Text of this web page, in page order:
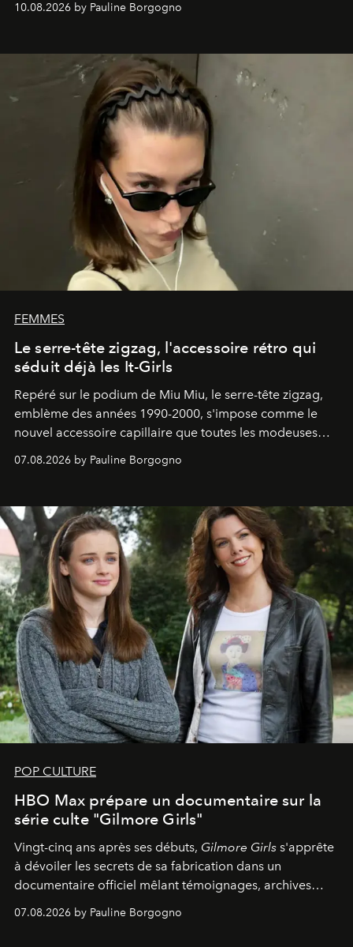
10.08.2026 by Pauline Borgogno
FEMMES
Le serre-tête zigzag, l'accessoire rétro qui
séduit déjà les It-Girls
Repéré sur le podium de Miu Miu, le serre-tête zigzag,
emblème des années 1990-2000, s'impose comme le
nouvel accessoire capillaire que toutes les modeuses
s'arrachent déjà.
07.08.2026 by Pauline Borgogno
POP CULTURE
HBO Max prépare un documentaire sur la
série culte "Gilmore Girls"
Vingt-cinq ans après ses débuts, Gilmore Girls s'apprête
à dévoiler les secrets de sa fabrication dans un
documentaire officiel mêlant témoignages, archives
inédites et plongée dans les coulisses d'un phénomène
générationnel.
07.08.2026 by Pauline Borgogno